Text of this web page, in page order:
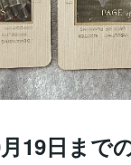
19日まで